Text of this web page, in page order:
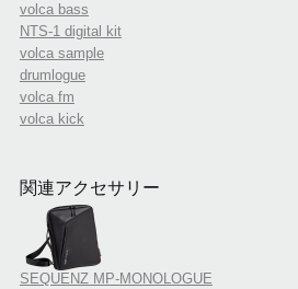
volca bass
NTS-1 digital kit
volca sample
drumlogue
volca fm
volca kick
関連アクセサリー
SEQUENZ MP-MONOLOGUE